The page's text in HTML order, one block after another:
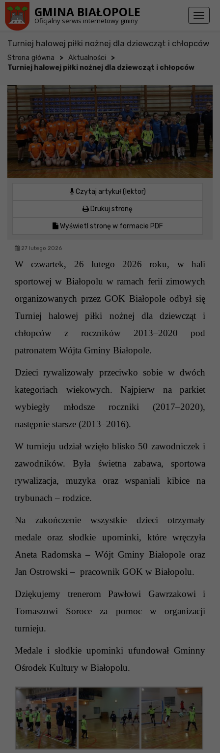
GMINA BIAŁOPOLE
Oficjalny serwis internetowy gminy
Toggle
Turniej halowej piłki nożnej dla dziewcząt i chłopców
Strona główna > Aktualności >
Turniej halowej piłki nożnej dla dziewcząt i chłopców
Czytaj artykuł (lektor)
Drukuj stronę
Wyświetl stronę w formacie PDF
27 lutego 2026
W czwartek, 26 lutego 2026 roku, w hali
sportowej w Białopolu w ramach ferii zimowych
organizowanych przez GOK Białopole odbył się
Turniejhalowej piłki nożnej dla dziewcząt i
chłopców z roczników 2013–2020 pod
patronatem Wójta Gminy Białopole.
Dzieci rywalizowały przeciwko sobie w dwóch
kategoriach wiekowych. Najpierw na parkiet
wybiegły młodsze roczniki (2017–2020),
następnie starsze (2013–2016).
W turnieju udział wzięło blisko 50 zawodniczek i
zawodników. Była świetna zabawa, sportowa
rywalizacja, muzyka oraz wspaniali kibice na
trybunach – rodzice.
Na zakończenie wszystkie dzieci otrzymały
medale oraz słodkie upominki, które wręczyła
Aneta Radomska – Wójt Gminy Białopole oraz
Jan Ostrowski – pracownik GOK w Białopolu.
Dziękujemy treneromPawłowi Gawrzakowi i
Tomaszowi Soroce za pomoc w organizacji
turnieju.
Medale i słodkie upominki ufundował Gminny
Ośrodek Kultury w Białopolu.